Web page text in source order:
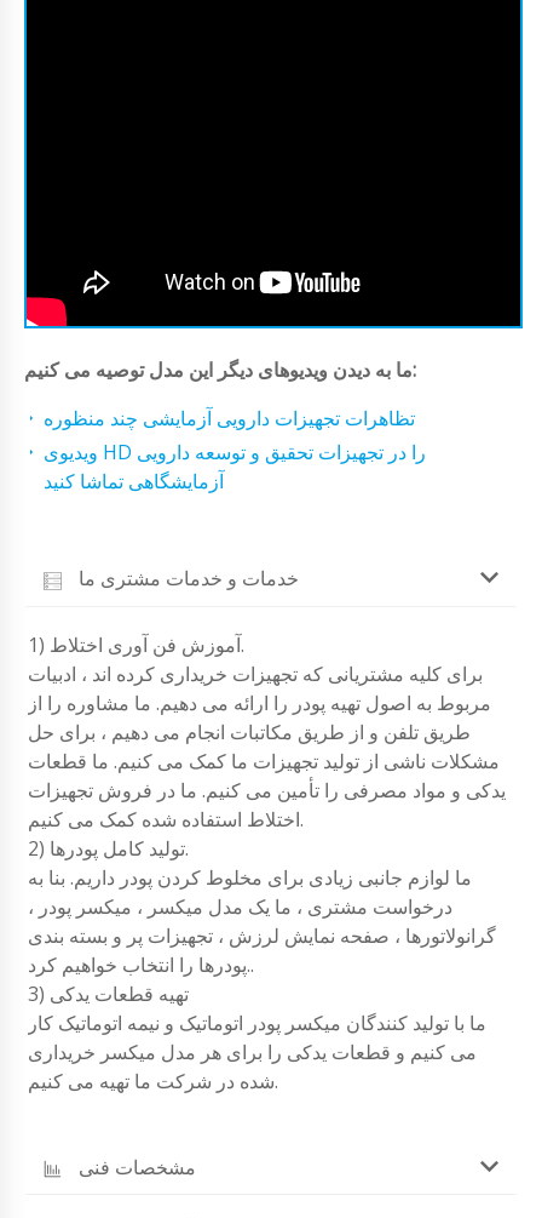
ما به دیدن ویدیوهای دیگر این مدل توصیه می کنیم:
تظاهرات تجهیزات دارویی آزمایشی چند منظوره
ویدیوی HD را در تجهیزات تحقیق و توسعه دارویی
آزمایشگاهی تماشا کنید
خدمات و خدمات مشتری ما
1) آموزش فن آوری اختلاط.
برای کلیه مشتریانی که تجهیزات خریداری کرده اند ، ادبیات
مربوط به اصول تهیه پودر را ارائه می دهیم. ما مشاوره را از
طریق تلفن و از طریق مکاتبات انجام می دهیم ، برای حل
مشکلات ناشی از تولید تجهیزات ما کمک می کنیم. ما قطعات
یدکی و مواد مصرفی را تأمین می کنیم. ما در فروش تجهیزات
اختلاط استفاده شده کمک می کنیم.
2) تولید کامل پودرها.
ما لوازم جانبی زیادی برای مخلوط کردن پودر داریم. بنا به
درخواست مشتری ، ما یک مدل میکسر ، میکسر پودر ،
گرانولاتورها ، صفحه نمایش لرزش ، تجهیزات پر و بسته بندی
پودرها را انتخاب خواهیم کرد..
3) تهیه قطعات یدکی
ما با تولید کنندگان میکسر پودر اتوماتیک و نیمه اتوماتیک کار
می کنیم و قطعات یدکی را برای هر مدل میکسر خریداری
شده در شرکت ما تهیه می کنیم.
مشخصات فنی